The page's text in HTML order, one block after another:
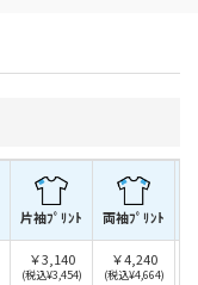
片袖ﾌﾟﾘﾝﾄ 両袖ﾌﾟﾘﾝﾄ
￥3,140
(税込¥3,454)
￥4,240
(税込¥4,664)